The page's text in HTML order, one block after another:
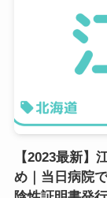
【2023最新】
め｜当日病院